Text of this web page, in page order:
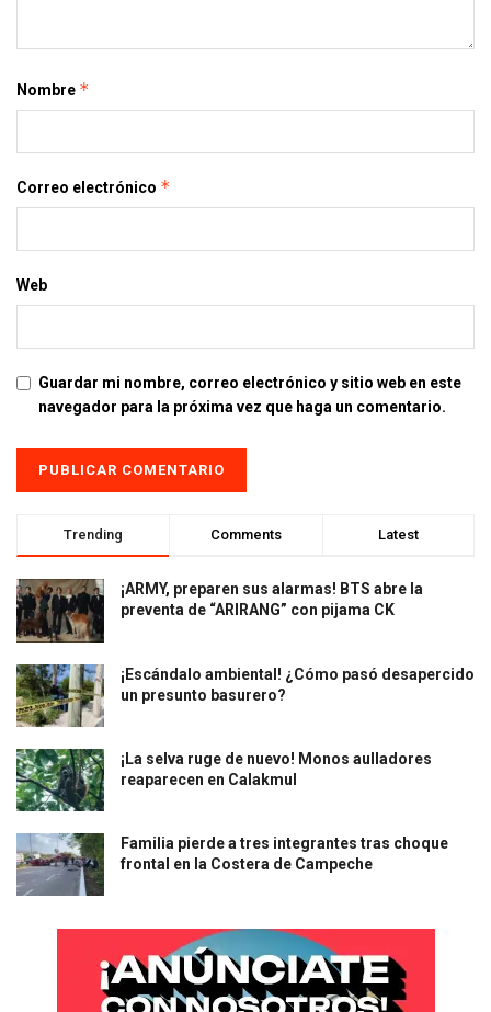
Nombre *
Correo electrónico *
Web
Guardar mi nombre, correo electrónico y sitio web en este
navegador para la próxima vez que haga un comentario.
Trending Comments Latest
¡ARMY, preparen sus alarmas! BTS abre la
preventa de “ARIRANG” con pijama CK
¡Escándalo ambiental! ¿Cómo pasó desapercido
un presunto basurero?
¡La selva ruge de nuevo! Monos aulladores
reaparecen en Calakmul
Familia pierde a tres integrantes tras choque
frontal en la Costera de Campeche